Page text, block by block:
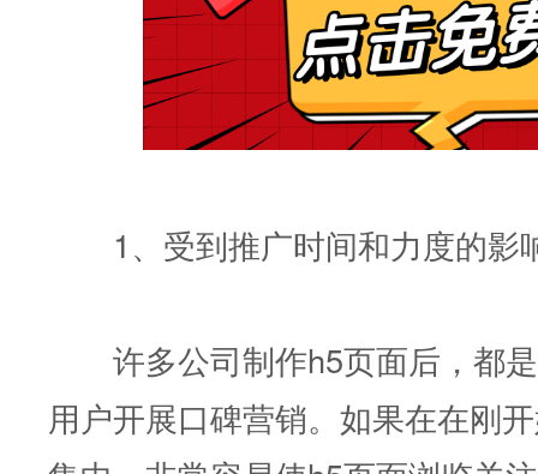
1、受到推广时间和力度的影
许多公司制作h5页面后，都是
用户开展口碑营销。如果在在刚